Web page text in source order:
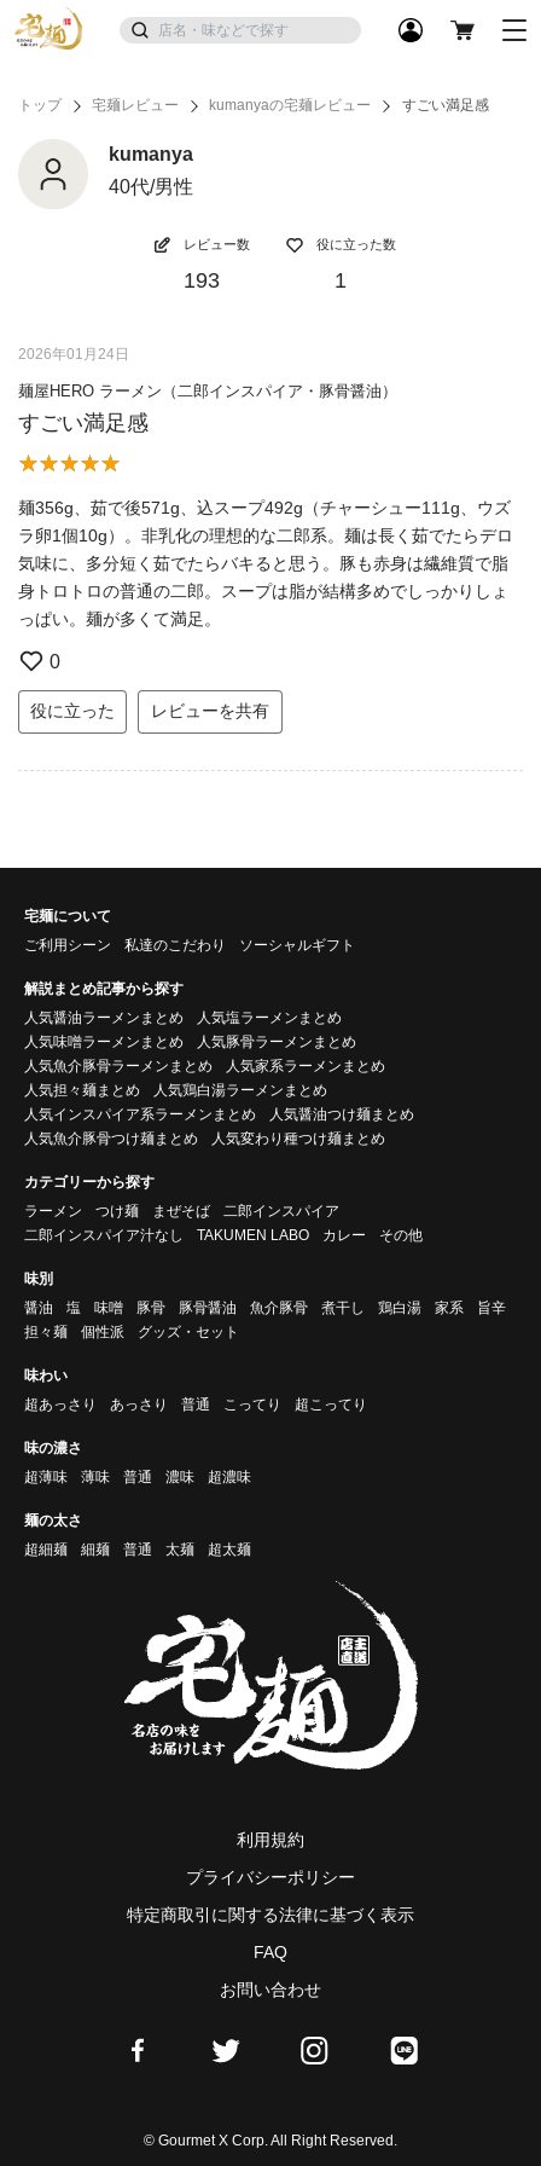
トップ 宅麺レビュー kumanyaの宅麺レビュー すごい満足感
kumanya
40代/男性
レビュー数
193
役に立った数
1
2026年01月24日
麺屋HERO ラーメン（二郎インスパイア・豚骨醤油）
すごい満足感
麺356g、茹で後571g、込スープ492g（チャーシュー111g、ウズ
ラ卵1個10g）。非乳化の理想的な二郎系。麺は長く茹でたらデロ
気味に、多分短く茹でたらバキると思う。豚も赤身は繊維質で脂
身トロトロの普通の二郎。スープは脂が結構多めでしっかりしょ
っぱい。麺が多くて満足。
0
役に立った レビューを共有
宅麺について
ご利用シーン
私達のこだわり ソーシャルギフト
解説まとめ記事から探す
人気醤油ラーメンまとめ
人気塩ラーメンまとめ
人気味噌ラーメンまとめ
人気豚骨ラーメンまとめ
人気魚介豚骨ラーメンまとめ
人気家系ラーメンまとめ
人気担々麺まとめ
人気鶏白湯ラーメンまとめ
人気インスパイア系ラーメンまとめ
人気醤油つけ麺まとめ
人気魚介豚骨つけ麺まとめ
人気変わり種つけ麺まとめ
カテゴリーから探す
ラーメン
つけ麺 まぜそば
二郎インスパイア
二郎インスパイア汁なし
TAKUMEN LABO カレー その他
味別
醤油
塩 味噌 豚骨 豚骨醤油 魚介豚骨 煮干し 鶏白湯 家系
旨辛
担々麺
個性派 グッズ・セット
味わい
超あっさり
あっさり 普通 こってり 超こってり
味の濃さ
超薄味
薄味 普通 濃味 超濃味
麺の太さ
超細麺
細麺 普通 太麺 超太麺
利用規約
プライバシーポリシー
特定商取引に関する法律に基づく表示
FAQ
お問い合わせ
© Gourmet X Corp. All Right Reserved.